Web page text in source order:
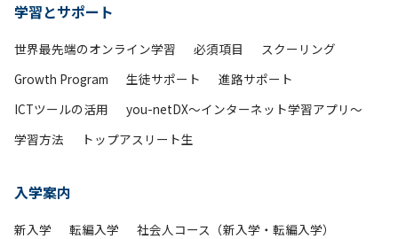
学習とサポート
世界最先端のオンライン学習 必須項目
スクーリング
Growth Program
生徒サポート
進路サポート
ICTツールの活用
you-netDX～インターネット学習アプリ～
学習方法
トップアスリート生
入学案内
新入学 転編入学
社会人コース（新入学・転編入学）